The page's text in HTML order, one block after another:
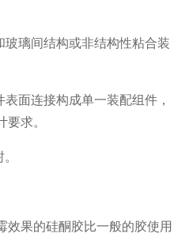
璃间结构或非结构性粘合装
面连接构成单一装配组件，
求。
效果的硅酮胶比一般的胶使用